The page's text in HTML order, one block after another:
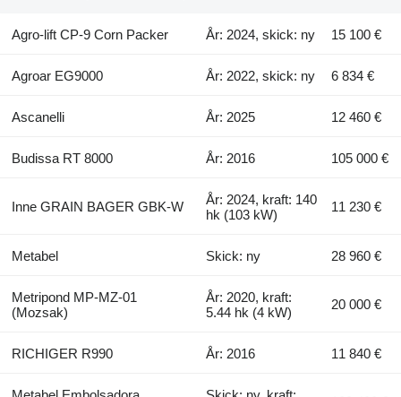
Agro-lift CP-9 Corn Packer År: 2024, skick: ny 15 100 €
Agroar EG9000 År: 2022, skick: ny 6 834 €
Ascanelli År: 2025 12 460 €
Budissa RT 8000 År: 2016 105 000 €
Inne GRAIN BAGER GBK-W
År: 2024, kraft: 140
hk (103 kW)
11 230 €
Metabel Skick: ny 28 960 €
Metripond MP-MZ-01
(Mozsak)
År: 2020, kraft:
5.44 hk (4 kW)
20 000 €
RICHIGER R990 År: 2016 11 840 €